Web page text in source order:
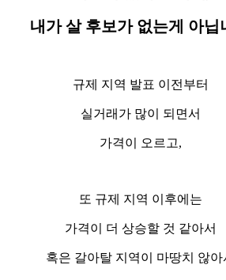
내가 살 후보가 없는게 아닙
규제 지역 발표 이전부터
실거래가 많이 되면서
가격이 오르고,
또 규제 지역 이후에는
가격이 더 상승할 것 같아서
혹은 갈아탈 지역이 마땅치 않아